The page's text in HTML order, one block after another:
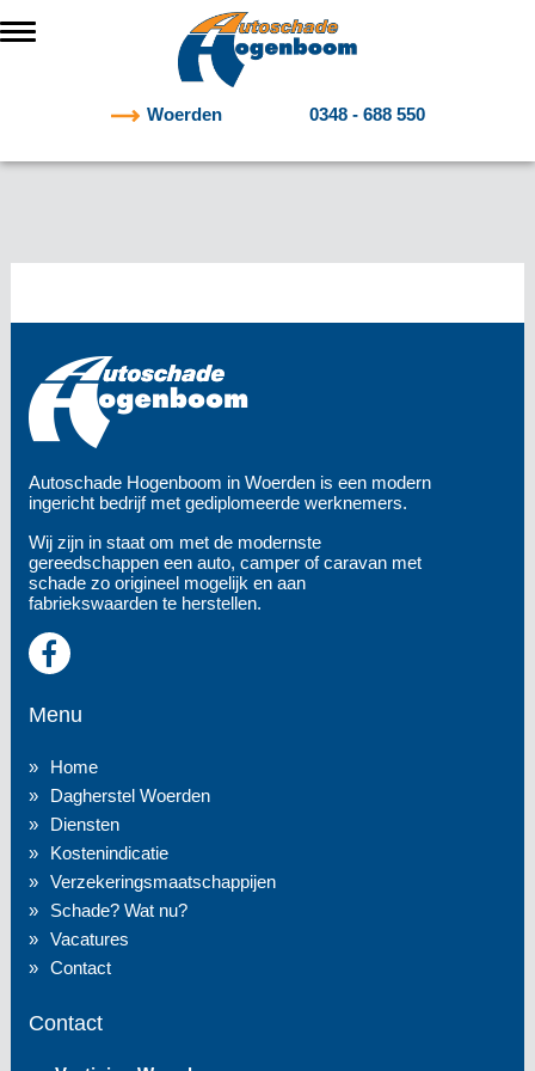
Woerden 0348 - 688 550
Autoschade Hogenboom in Woerden is een modern
ingericht bedrijf met gediplomeerde werknemers.
Wij zijn in staat om met de modernste
gereedschappen een auto, camper of caravan met
schade zo origineel mogelijk en aan
fabriekswaarden te herstellen.
Menu
Home
Dagherstel Woerden
Diensten
Kostenindicatie
Verzekeringsmaatschappijen
Schade? Wat nu?
Vacatures
Contact
Contact